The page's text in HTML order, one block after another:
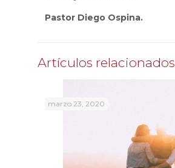
Pastor Diego Ospina.
Artículos relacionados
marzo 23, 2020